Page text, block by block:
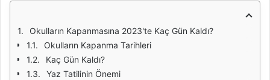
Okulların Kapanmasına 2023'te Kaç Gün Kaldı?
Okulların Kapanma Tarihleri
Kaç Gün Kaldı?
Yaz Tatilinin Önemi